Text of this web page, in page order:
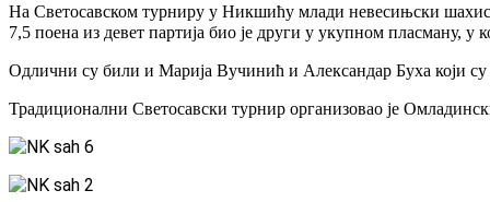
На Светосавском турниру у Никшићу млади невесињски
7,5 поена из девет партија био је други у укупном пласману, у
Одлични су били и Марија Вучинић и Александар Буха који су
Традиционални Светосавски турнир организовао је